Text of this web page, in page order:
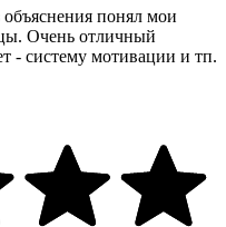
понял мои
Очень отличный
- систему мотивации и тп.